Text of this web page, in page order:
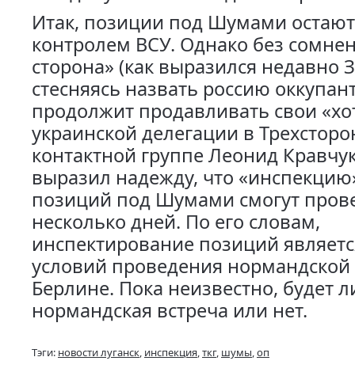
Итак, позиции под Шумами
контролем ВСУ. Однако без
сторона» (как выразился недавно
стесняясь назвать россию
продолжит продавливать свои
украинской делегации в
контактной группе Леонид
выразил надежду, что
позиций под Шумами смогут
несколько дней. По его словам,
инспектирование позиций
условий проведения нормандской
Берлине. Пока неизвестно, будет
нормандская встреча или нет.
Тэги: новости луганск, инспекция,ткг, шумы,оп